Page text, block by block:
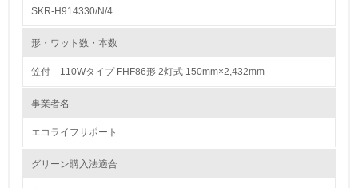
SKR-H914330/N/4
形・ワット数・本数
笠付 110Wタイプ FHF86形 2灯式 150mm×2,432mm
事業者名
エコライフサポート
グリーン購入法適合